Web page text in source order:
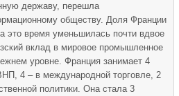
державу, перешла
обществу. Доля Франции
это время уменьшилась почти вдвое
вклад в мировое промышленное
уровне. Франция занимает 4
4 – в международной торговле, 2
политики. Она стала 3